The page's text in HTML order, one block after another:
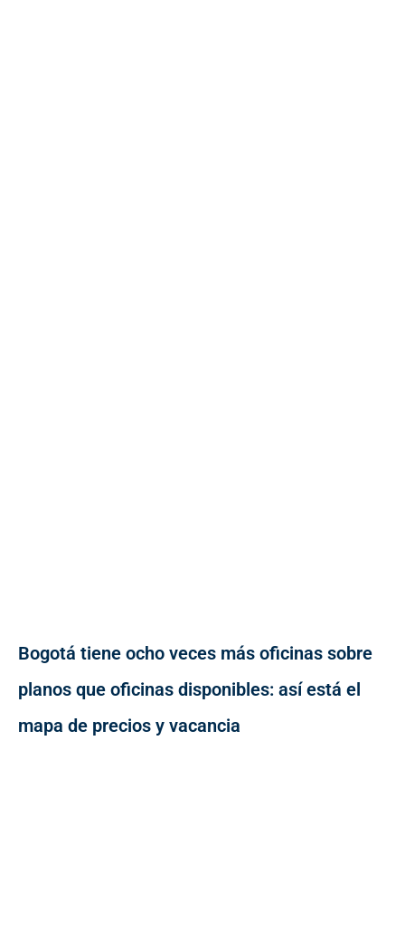
Bogotá tiene ocho veces más oficinas sobre
planos que oficinas disponibles: así está el
mapa de precios y vacancia